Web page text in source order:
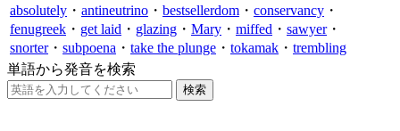
absolutely ・ antineutrino ・ bestsellerdom ・ conservancy ・
fenugreek ・ get laid ・ glazing ・ Mary ・ miffed ・ sawyer・
snorter・ subpoena ・ take the plunge ・ tokamak ・ trembling
単語から発音を検索